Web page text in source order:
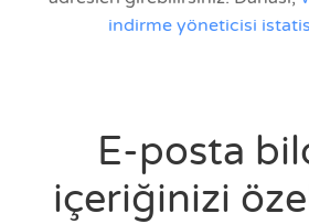
indirme yöneticisi
E-posta
içeriğinizi